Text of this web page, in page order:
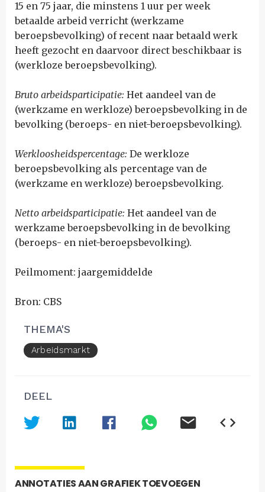
15 en 75 jaar, die minstens 1 uur per week
betaalde arbeid verricht (werkzame
beroepsbevolking) of recent naar betaald werk
heeft gezocht en daarvoor direct beschikbaar is
(werkloze beroepsbevolking).
Bruto arbeidsparticipatie: Het aandeel van de
(werkzame en werkloze) beroepsbevolking in de
bevolking (beroeps- en niet-beroepsbevolking).
Werkloosheidspercentage: De werkloze
beroepsbevolking als percentage van de
(werkzame en werkloze) beroepsbevolking.
Netto arbeidsparticipatie: Het aandeel van de
werkzame beroepsbevolking in de bevolking
(beroeps- en niet-beroepsbevolking).
Peilmoment: jaargemiddelde
Bron: CBS
THEMA'S
Arbeidsmarkt
DEEL
ANNOTATIES AAN GRAFIEK TOEVOEGEN